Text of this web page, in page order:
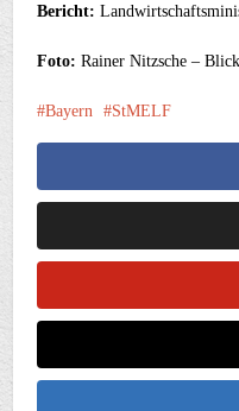
Bericht:
Foto: Rainer Nitzsche –
Bayern StMELF